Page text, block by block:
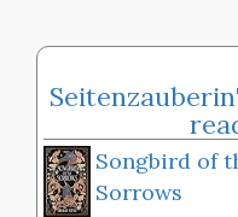
Songbird of
Sorrows